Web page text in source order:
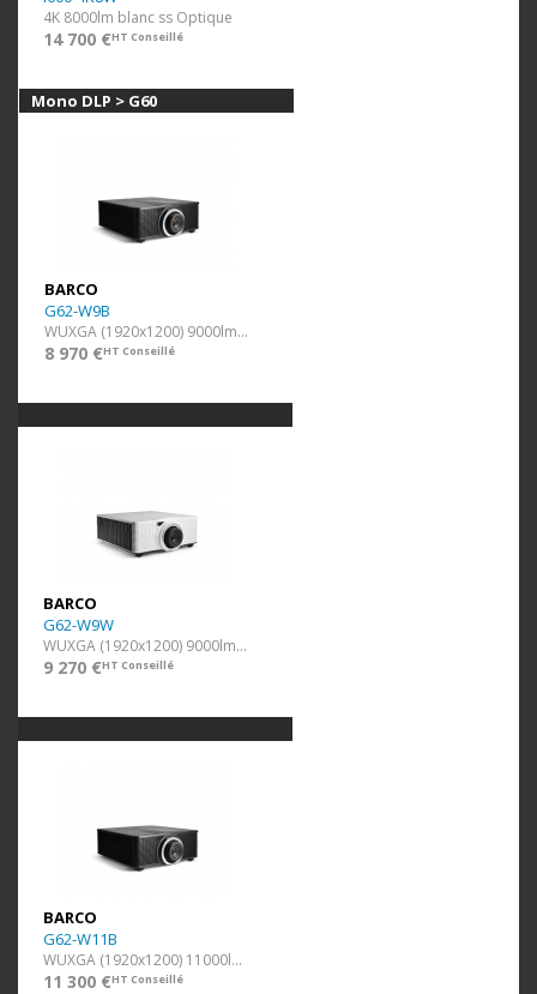
4K 8000lm blanc ss Optique
14 700 €HT Conseillé
Mono DLP > G60
BARCO
G62-W9B
WUXGA (1920x1200) 9000lm Noir
8 970 €HT Conseillé
BARCO
G62-W9W
WUXGA (1920x1200) 9000lm Blanc
9 270 €HT Conseillé
BARCO
G62-W11B
WUXGA (1920x1200) 11000lm Noir
11 300 €HT Conseillé